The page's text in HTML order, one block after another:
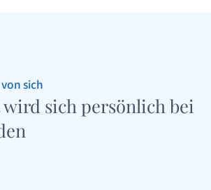
sich
sich persönlich bei